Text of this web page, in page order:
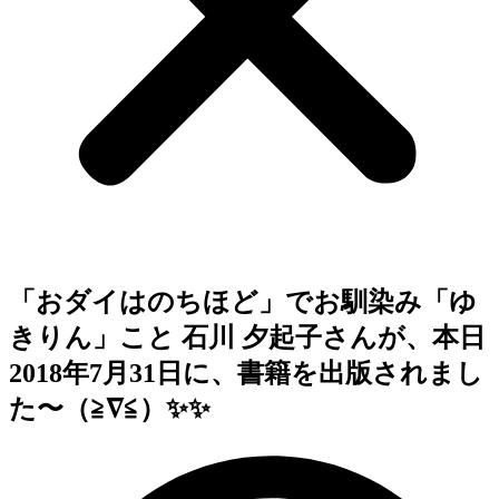
「おダイはのちほど」でお馴染み「ゆ
きりん」こと 石川 夕起子さんが、本日
2018年7月31日に、書籍を出版されまし
た〜（≧∇≦）✨✨